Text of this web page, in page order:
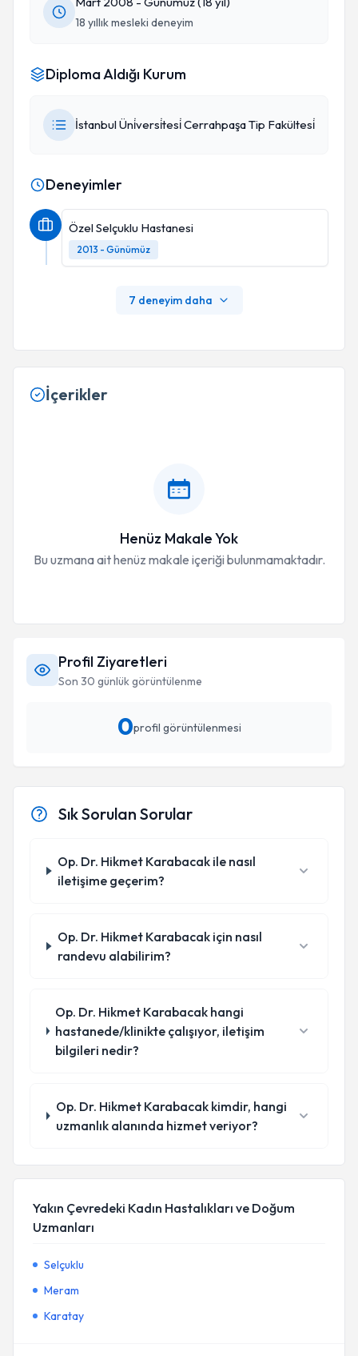
18 yıllık mesleki deneyim
Diploma Aldığı Kurum
İstanbul Üni̇versi̇tesi̇ Cerrahpaşa Tip Fakültesi̇
Deneyimler
Özel Selçuklu Hastanesi
2013 - Günümüz
7 deneyim daha
İçerikler
Henüz Makale Yok
Bu uzmana ait henüz makale içeriği bulunmamaktadır.
Profil Ziyaretleri
Son 30 günlük görüntülenme
0profil görüntülenmesi
Sık Sorulan Sorular
Op. Dr. Hikmet Karabacak ile nasıl
iletişime geçerim?
Op. Dr. Hikmet Karabacak için nasıl
randevu alabilirim?
Op. Dr. Hikmet Karabacak hangi
hastanede/klinikte çalışıyor, iletişim
bilgileri nedir?
Op. Dr. Hikmet Karabacak kimdir, hangi
uzmanlık alanında hizmet veriyor?
Yakın Çevredeki Kadın Hastalıkları ve Doğum
Uzmanları
Selçuklu
Meram
Karatay